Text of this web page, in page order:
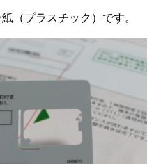
（プラスチック）です。